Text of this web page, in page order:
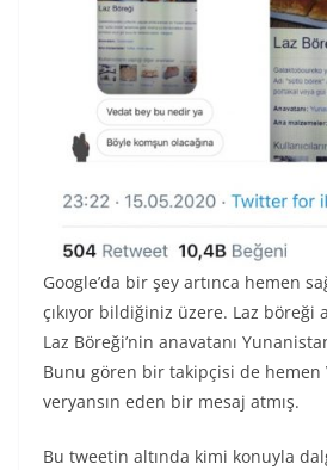
Google’da bir şey artınca hemen
çıkıyor bildiğiniz üzere. Laz böreği
Laz Böreği’nin anavatanı
Bunu gören bir takipçisi de hemen
veryansın eden bir mesaj atmış.
Bu tweetin altında kimi konuyla